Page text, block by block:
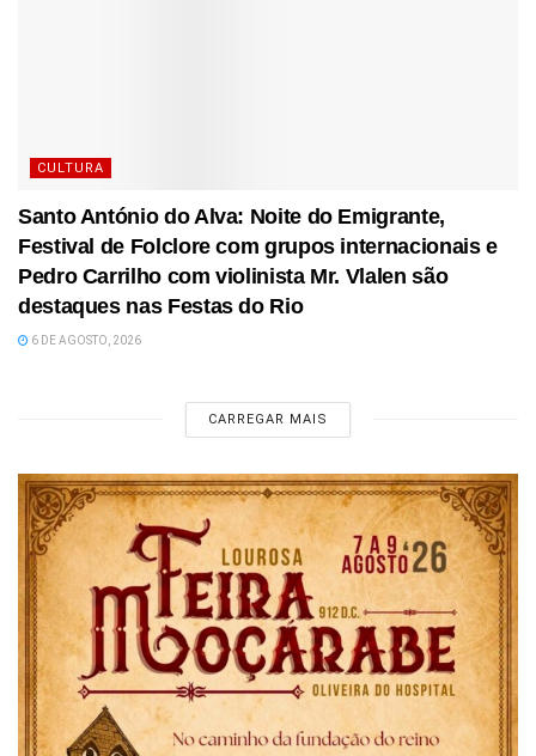
CULTURA
Santo António do Alva: Noite do Emigrante,
Festival de Folclore com grupos internacionais e
Pedro Carrilho com violinista Mr. Vlalen são
destaques nas Festas do Rio
6 DE AGOSTO, 2026
CARREGAR MAIS